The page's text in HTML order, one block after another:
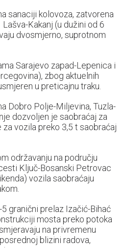
sanaciji kolovoza, zatvorena
Kakanj (u dužini od 6
dvosmjerno, suprotnom
Sarajevo zapad-Lepenica i
zbog aktuelnih
u preticajnu traku.
Dobro Polje-Miljevina, Tuzla-
dozvoljen je saobraćaj za
vozila preko 3,5 t saobraćaj
održavanju na području
Ključ-Bosanski Petrovac
vozila saobraćaju
granični prelaz Izačić-Bihać
mosta preko potoka
na privremenu
blizini radova,